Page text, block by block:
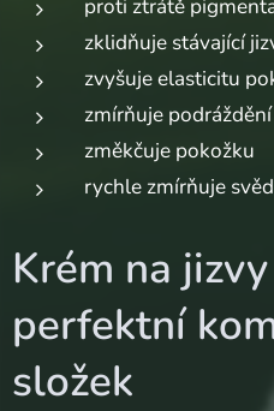
proti ztrátě
zklidňuje stávající
zvyšuje elasticitu
zmírňuje podráždění
změkčuje pokožku
rychle zmírňuje
Krém na
perfektní
složek